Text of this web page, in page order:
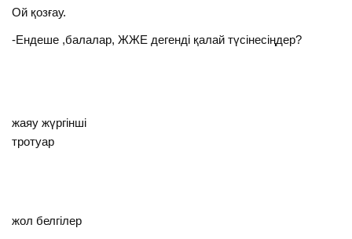
Ой қозғау.
-Ендеше ,балалар, ЖЖЕ дегенді қалай түсінесіңдер?
жаяу жүргінші
тротуар
жол белгілер